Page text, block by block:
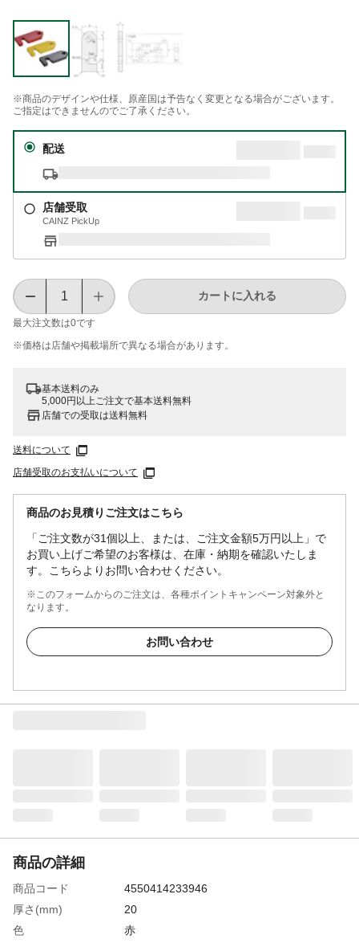
※商品のデザインや仕様、原産国は予告なく変更となる場合がございます。
ご指定はできませんのでご了承ください。
配送
店舗受取
CAINZ PickUp
最大注文数は0です
カートに入れる
※価格は​店舗や​掲載場所で​異なる​場合が​あります。
基本送料のみ
5,000円以上ご注文で基本送料無料
店舗での受取は送料無料
送料について
店舗受取のお支払いについて
商品のお見積りご注文はこちら
「ご注文数が31個以上、または、ご注文金額5万円以上」で
お買い上げご希望のお客様は、在庫・納期を確認いたしま
す。こちらよりお問い合わせください。
※このフォームからのご注文は、各種ポイントキャンペーン対象外と
なります。
お問い合わせ
商品の詳細
商品コード
4550414233946
厚さ(mm)
20
色
赤